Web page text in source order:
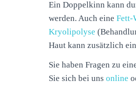
Ein Doppelkinn kann
werden. Auch eine Fett-
Kryolipolyse
Haut kann zusätzlich ein
Sie haben Fragen zu
Sie sich bei uns online